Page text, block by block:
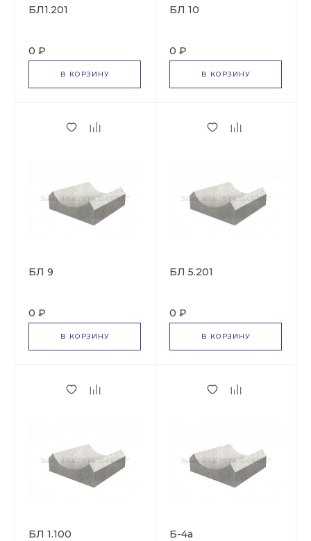
БЛ1.201
0 ₽
В КОРЗИНУ
БЛ 10
0 ₽
В КОРЗИНУ
БЛ 9
0 ₽
В КОРЗИНУ
БЛ 5.201
0 ₽
В КОРЗИНУ
БЛ 1.100 Б-4а